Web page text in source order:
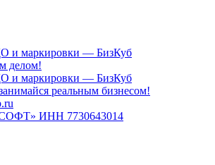
и маркировки — БизКуб
делом!
и маркировки — БизКуб
реальным бизнесом!
ИНН 7730643014